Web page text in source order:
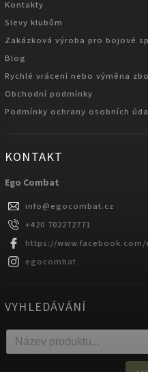
Kontakty
Slevy klubům
Zakázková výroba pro bojové
Blog
Rychlé vrácení nebo výměna
Obchodní podmínky
Podmínky ochrany osobních
KONTAKT
Ego Combat
info@egocombat.cz
+420 702272771
https://
egocombat
VYHLEDÁVÁNÍ